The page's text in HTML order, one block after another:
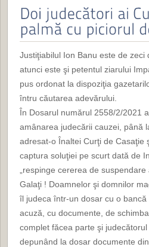
Justiţiabilul Ion Banu este de
atunci este şi petentul ziarului
pus ordonat la dispoziţia
întru căutarea adevărului.
În Dosarul numărul 2558/2/2021
amânarea judecării cauzei, până
adresat-o Înaltei Curţi de Casaţie
captura soluţiei pe scurt dată de
„respinge cererea de suspendare
Galaţi ! Doamnelor şi domnilor
îl judeca într-un dosar cu o
acuză, cu documente, de
complet făcea parte şi
depunând la dosar documente